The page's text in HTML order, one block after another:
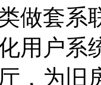
做套系
用户系
，为旧